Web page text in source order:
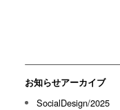
お知らせアーカイブ
SocialDesign/2025